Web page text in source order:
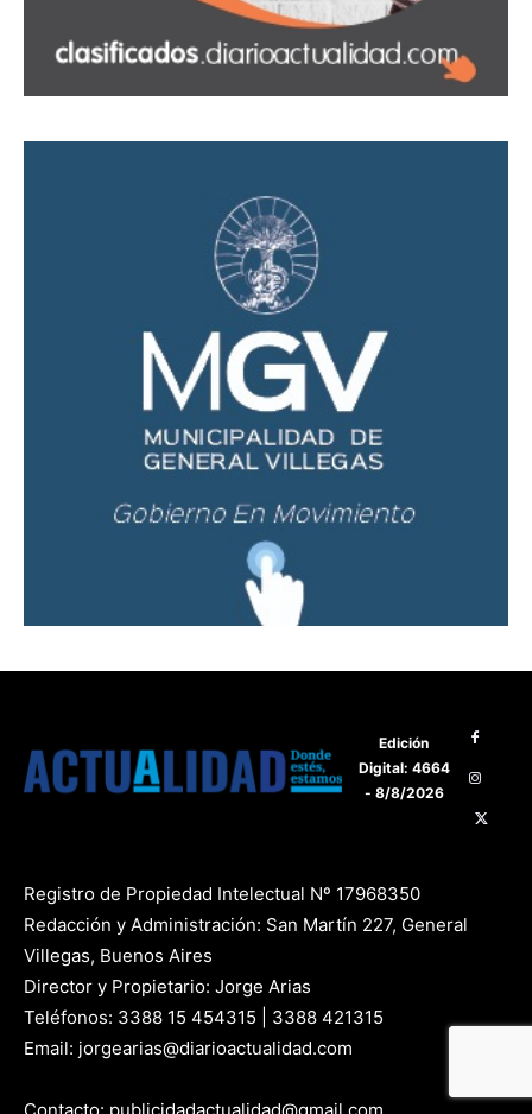
Edición
Digital: 4664
- 8/8/2026
Registro de Propiedad Intelectual Nº 17968350
Redacción y Administración: San Martín 227, General
Villegas, Buenos Aires
Director y Propietario: Jorge Arias
Teléfonos: 3388 15 454315 | 3388 421315
Email: jorgearias@diarioactualidad.com